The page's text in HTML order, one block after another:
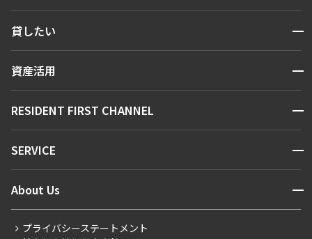
より詳細な絞り込み
できます
設定する
お部屋を再検索
人気エリアから探す
新着情報から探す
新着募集情報
こだわりから探す
貸したい 開閉
お問い合わせ
資産活用 開閉
お問い合わせ
RESIDENT FIRST CHANNEL 開閉
マンションレポート
住まいのコラム
SERVICE 開閉
会員ページ
About Us 開閉
プライバシーステートメント